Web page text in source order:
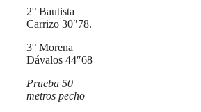
2° Bautista
Carrizo 30″78.
3° Morena
Dávalos 44″68
Prueba 50
metros pecho